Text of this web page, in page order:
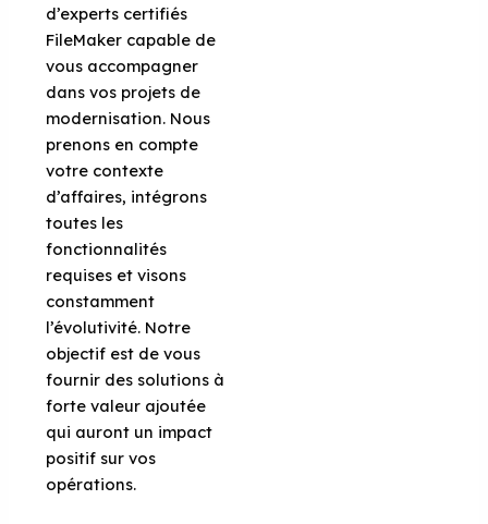
d’experts certifiés
FileMaker capable de
vous accompagner
dans vos projets de
modernisation. Nous
prenons en compte
votre contexte
d’affaires, intégrons
toutes les
fonctionnalités
requises et visons
constamment
l’évolutivité. Notre
objectif est de vous
fournir des solutions à
forte valeur ajoutée
qui auront un impact
positif sur vos
opérations.